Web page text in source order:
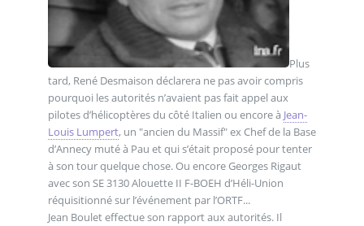
Plus
tard, René Desmaison déclarera ne pas avoir compris
pourquoi les autorités n’avaient pas fait appel aux
pilotes d’hélicoptères du côté Italien ou encore à Jean-
Louis Lumpert, un "ancien du Massif" ex Chef de la Base
d’Annecy muté à Pau et qui s’était proposé pour tenter
à son tour quelque chose. Ou encore Georges Rigaut
avec son SE 3130 Alouette II F-BOEH d’Héli-Union
réquisitionné sur l’événement par l’ORTF...
Jean Boulet effectue son rapport aux autorités. Il